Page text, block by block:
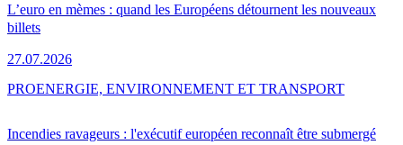
L’euro en mèmes : quand les Européens détournent les nouveaux
billets
27.07.2026
Incendies ravageurs : l'exécutif européen reconnaît être submergé
PROENERGIE, ENVIRONNEMENT ET TRANSPORT